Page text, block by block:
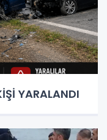
YARALANDI